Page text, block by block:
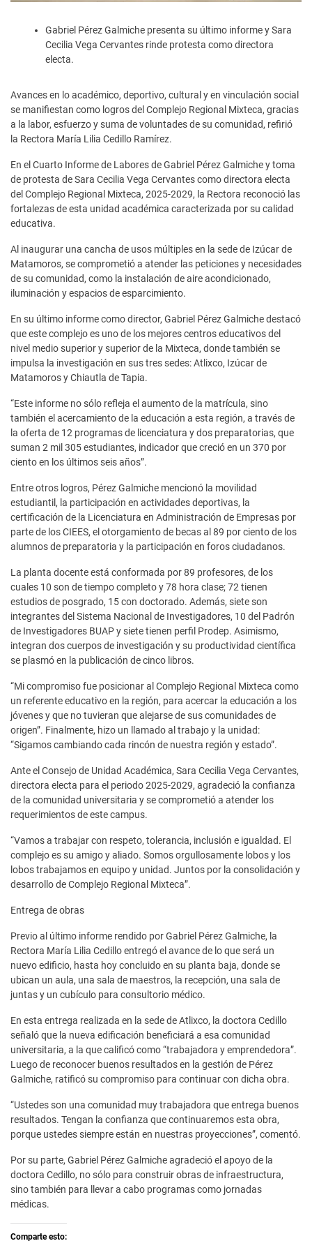
Gabriel Pérez Galmiche presenta su último informe y Sara
Cecilia Vega Cervantes rinde protesta como directora
electa.
Avances en lo académico, deportivo, cultural y en vinculación social
se manifiestan como logros del Complejo Regional Mixteca, gracias
a la labor, esfuerzo y suma de voluntades de su comunidad, refirió
la Rectora María Lilia Cedillo Ramírez.
En el Cuarto Informe de Labores de Gabriel Pérez Galmiche y toma
de protesta de Sara Cecilia Vega Cervantes como directora electa
del Complejo Regional Mixteca, 2025-2029, la Rectora reconoció las
fortalezas de esta unidad académica caracterizada por su calidad
educativa.
Al inaugurar una cancha de usos múltiples en la sede de Izúcar de
Matamoros, se comprometió a atender las peticiones y necesidades
de su comunidad, como la instalación de aire acondicionado,
iluminación y espacios de esparcimiento.
En su último informe como director, Gabriel Pérez Galmiche destacó
que este complejo es uno de los mejores centros educativos del
nivel medio superior y superior de la Mixteca, donde también se
impulsa la investigación en sus tres sedes: Atlixco, Izúcar de
Matamoros y Chiautla de Tapia.
“Este informe no sólo refleja el aumento de la matrícula, sino
también el acercamiento de la educación a esta región, a través de
la oferta de 12 programas de licenciatura y dos preparatorias, que
suman 2 mil 305 estudiantes, indicador que creció en un 370 por
ciento en los últimos seis años”.
Entre otros logros, Pérez Galmiche mencionó la movilidad
estudiantil, la participación en actividades deportivas, la
certificación de la Licenciatura en Administración de Empresas por
parte de los CIEES, el otorgamiento de becas al 89 por ciento de los
alumnos de preparatoria y la participación en foros ciudadanos.
La planta docente está conformada por 89 profesores, de los
cuales 10 son de tiempo completo y 78 hora clase; 72 tienen
estudios de posgrado, 15 con doctorado. Además, siete son
integrantes del Sistema Nacional de Investigadores, 10 del Padrón
de Investigadores BUAP y siete tienen perfil Prodep. Asimismo,
integran dos cuerpos de investigación y su productividad científica
se plasmó en la publicación de cinco libros.
“Mi compromiso fue posicionar al Complejo Regional Mixteca como
un referente educativo en la región, para acercar la educación a los
jóvenes y que no tuvieran que alejarse de sus comunidades de
origen”. Finalmente, hizo un llamado al trabajo y la unidad:
“Sigamos cambiando cada rincón de nuestra región y estado”.
Ante el Consejo de Unidad Académica, Sara Cecilia Vega Cervantes,
directora electa para el periodo 2025-2029, agradeció la confianza
de la comunidad universitaria y se comprometió a atender los
requerimientos de este campus.
“Vamos a trabajar con respeto, tolerancia, inclusión e igualdad. El
complejo es su amigo y aliado. Somos orgullosamente lobos y los
lobos trabajamos en equipo y unidad. Juntos por la consolidación y
desarrollo de Complejo Regional Mixteca”.
Entrega de obras
Previo al último informe rendido por Gabriel Pérez Galmiche, la
Rectora María Lilia Cedillo entregó el avance de lo que será un
nuevo edificio, hasta hoy concluido en su planta baja, donde se
ubican un aula, una sala de maestros, la recepción, una sala de
juntas y un cubículo para consultorio médico.
En esta entrega realizada en la sede de Atlixco, la doctora Cedillo
señaló que la nueva edificación beneficiará a esa comunidad
universitaria, a la que calificó como “trabajadora y emprendedora”.
Luego de reconocer buenos resultados en la gestión de Pérez
Galmiche, ratificó su compromiso para continuar con dicha obra.
“Ustedes son una comunidad muy trabajadora que entrega buenos
resultados. Tengan la confianza que continuaremos esta obra,
porque ustedes siempre están en nuestras proyecciones”, comentó.
Por su parte, Gabriel Pérez Galmiche agradeció el apoyo de la
doctora Cedillo, no sólo para construir obras de infraestructura,
sino también para llevar a cabo programas como jornadas
médicas.
Comparte esto: